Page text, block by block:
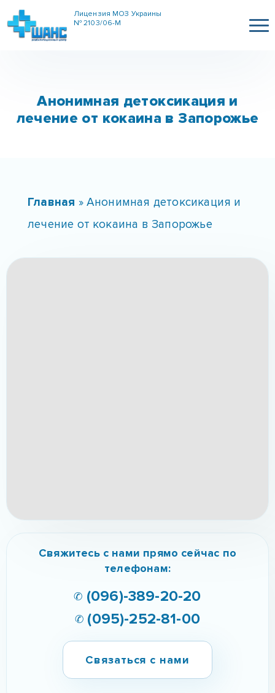
Лицензия МОЗ Украины
№ 2103/06-М
Анонимная детоксикация и
лечение от кокаина в Запорожье
Главная » Анонимная детоксикация и
лечение от кокаина в Запорожье
✆ (095)-252-81-00
Связаться с нами